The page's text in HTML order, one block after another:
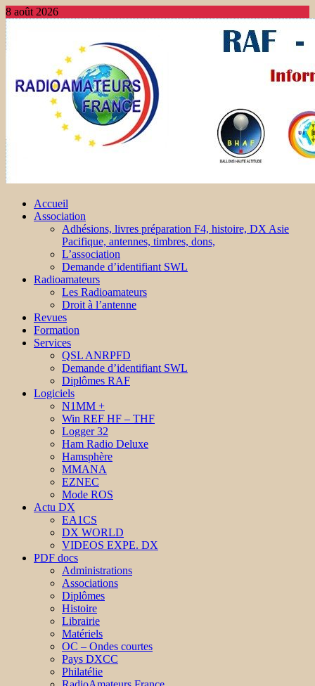
8 août 2026
Accueil
Association
Adhésions, livres préparation F4, histoire, DX Asie
Pacifique, antennes, timbres, dons,
L’association
Demande d’identifiant SWL
Radioamateurs
Les Radioamateurs
Droit à l’antenne
Revues
Formation
Services
QSL ANRPFD
Demande d’identifiant SWL
Diplômes RAF
Logiciels
N1MM +
Win REF HF – THF
Logger 32
Ham Radio Deluxe
Hamsphère
MMANA
EZNEC
Mode ROS
Actu DX
EA1CS
DX WORLD
VIDEOS EXPE. DX
PDF docs
Administrations
Associations
Diplômes
Histoire
Librairie
Matériels
OC – Ondes courtes
Pays DXCC
Philatélie